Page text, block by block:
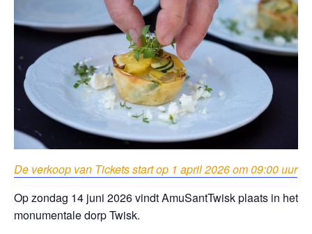
De verkoop van Tickets start op 1 april 2026 om 09:00 uur
Op zondag 14 juni 2026 vindt AmuSantTwisk plaats in het
monumentale dorp Twisk.